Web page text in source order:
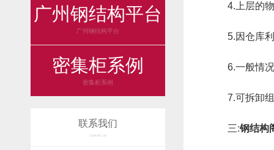
广州钢结构平台
广州钢结构平台
密集柜系例
密集柜系例
联系我们
Contact us
4.上层的物
5.因仓库利
6.一般情况
7.可拆卸组
三:钢结构